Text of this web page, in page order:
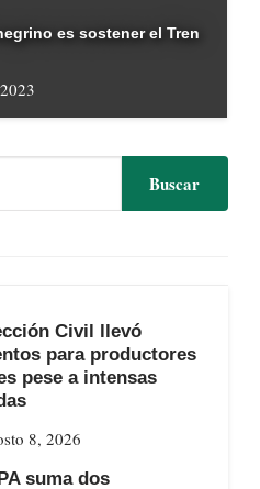
es sostener el Tren
Civil llevó
para productores
pese a intensas
8, 2026
suma dos